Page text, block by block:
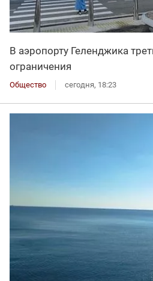
В аэропорту Геленджика
ограничения
Общество сегодня, 18:23